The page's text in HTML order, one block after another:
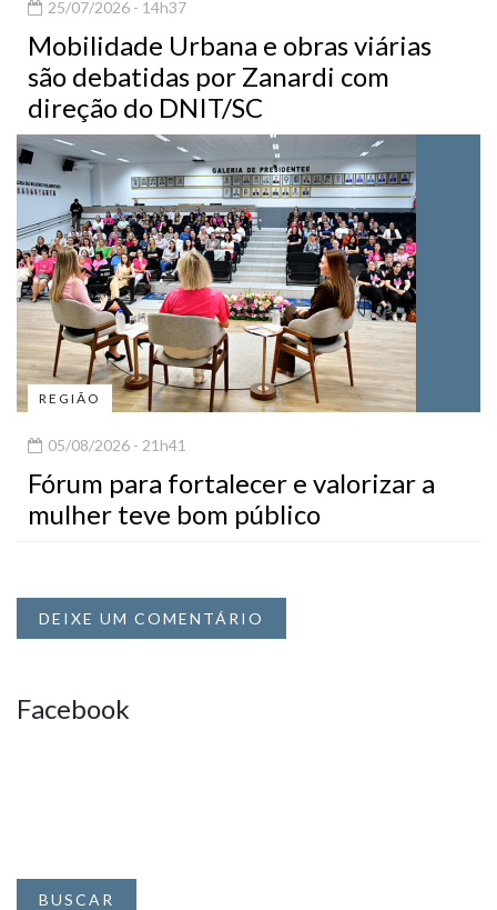
25/07/2026 - 14h37
Mobilidade Urbana e obras viárias
são debatidas por Zanardi com
direção do DNIT/SC
REGIÃO
05/08/2026 - 21h41
Fórum para fortalecer e valorizar a
mulher teve bom público
DEIXE UM COMENTÁRIO
Facebook
BUSCAR